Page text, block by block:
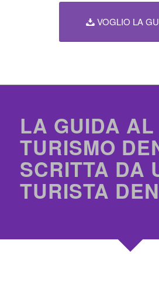
VOGLIO LA
LA GUIDA AL
TURISMO
SCRITTA DA
TURISTA